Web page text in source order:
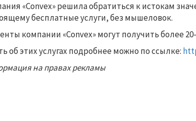
«Convex» решила обратиться к истокам
бесплатные услуги, без мышеловок.
компании «Convex» могут получить более
об этих услугах подробнее можно по ссылке:
на правах рекламы